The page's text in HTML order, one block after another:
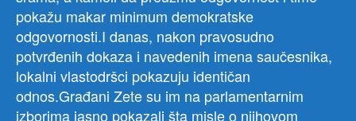
pokažu makar minimum demokratske
odgovornosti.I danas, nakon pravosudno
potvrđenih dokaza i navedenih imena saučesnika,
lokalni vlastodršci pokazuju identičan
odnos.Građani Zete su im na parlamentarnim
izborima jasno pokazali šta misle o njihovom